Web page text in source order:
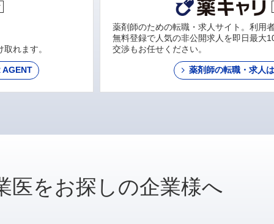
れます。
AGENT
薬剤師のための転職・求人サイト。利用
無料登録で人気の非公開求人を即日最大
交渉もお任せください。
薬剤師の転職・求人
医をお探しの企業様へ